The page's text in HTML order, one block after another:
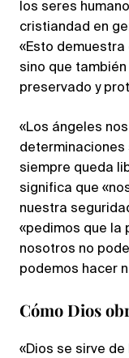
los seres
cristiandad en
«Esto demuestra
sino que
preservado y
«Los ángeles
determinaciones
siempre queda
significa que
nuestra
«pedimos que la
nosotros no
podemos hacer
Cómo Dios
«Dios se sirve